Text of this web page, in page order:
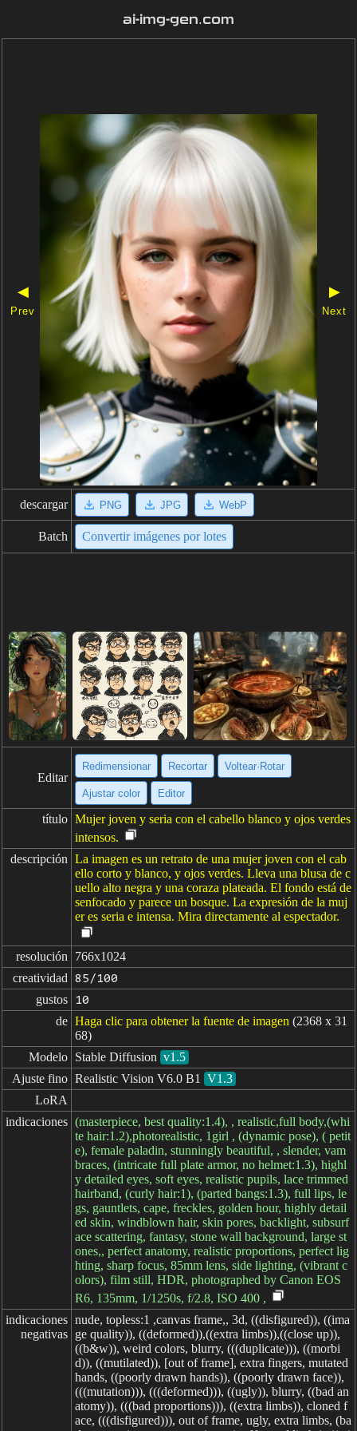
ai-img-gen.com
◀
Prev
▶
Next
descargar PNG JPG WebP
Batch Convertir imágenes por lotes
Editar
Redimensionar Recortar Voltear·Rotar
Ajustar color Editor
título Mujer joven y seria con el cabello blanco y ojos verdes
intensos.
descripción La imagen es un retrato de una mujer joven con el cab
ello corto y blanco, y ojos verdes. Lleva una blusa de c
uello alto negra y una coraza plateada. El fondo está de
senfocado y parece un bosque. La expresión de la muj
er es seria e intensa. Mira directamente al espectador.
resolución
766x1024
creatividad
85/100
gustos 10
de Haga clic para obtener la fuente de imagen (2368 x 31
68)
Modelo Stable Diffusion v1.5
Ajuste fino Realistic Vision V6.0 B1
V1.3
LoRA
indicaciones (masterpiece, best quality:1.4), , realistic,full body,(whi
te hair:1.2),photorealistic, 1girl , (dynamic pose), ( petit
e), female paladin, stunningly beautiful, , slender, vam
braces, (intricate full plate armor, no helmet:1.3), highl
y detailed eyes, soft eyes, realistic pupils, lace trimmed
hairband, (curly hair:1), (parted bangs:1.3), full lips, le
gs, gauntlets, cape, freckles, golden hour, highly detail
ed skin, windblown hair, skin pores, backlight, subsurf
ace scattering, fantasy, stone wall background, large st
ones,, perfect anatomy, realistic proportions, perfect lig
hting, sharp focus, 85mm lens, side lighting, (vibrant c
olors), film still, HDR, photographed by Canon EOS
R6, 135mm, 1/1250s, f/2.8, ISO 400 ,
indicaciones
negativas
nude, topless:1 ,canvas frame,, 3d, ((disfigured)), ((ima
ge quality)), ((deformed)),((extra limbs)),((close up)),
((b&w)), weird colors, blurry, (((duplicate))), ((morbi
d)), ((mutilated)), [out of frame], extra fingers, mutated
hands, ((poorly drawn hands)), ((poorly drawn face)),
(((mutation))), (((deformed))), ((ugly)), blurry, ((bad an
atomy)), (((bad proportions))), ((extra limbs)), cloned f
ace, (((disfigured))), out of frame, ugly, extra limbs, (ba